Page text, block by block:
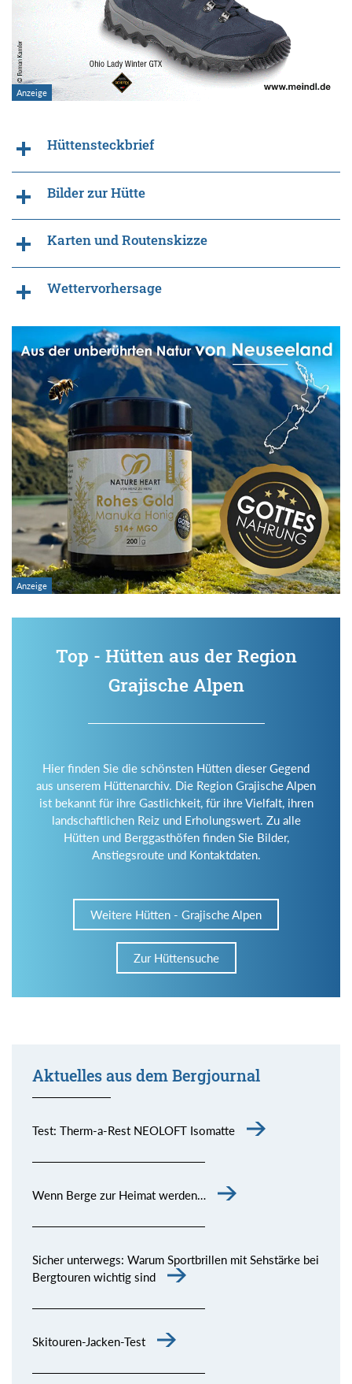
Hüttensteckbrief
Bilder zur Hütte
Karten und Routenskizze
Wettervorhersage
Top - Hütten aus der Region
Grajische Alpen
Hier finden Sie die schönsten Hütten dieser Gegend
aus unserem Hüttenarchiv. Die Region Grajische Alpen
ist bekannt für ihre Gastlichkeit, für ihre Vielfalt, ihren
landschaftlichen Reiz und Erholungswert. Zu alle
Hütten und Berggasthöfen finden Sie Bilder,
Anstiegsroute und Kontaktdaten.
Weitere Hütten - Grajische Alpen
Zur Hüttensuche
Aktuelles aus dem Bergjournal
Test: Therm-a-Rest NEOLOFT Isomatte
Wenn Berge zur Heimat werden…
Sicher unterwegs: Warum Sportbrillen mit Sehstärke bei
Bergtouren wichtig sind
Skitouren-Jacken-Test